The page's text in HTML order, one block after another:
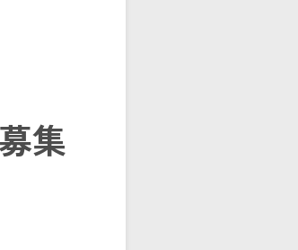
集